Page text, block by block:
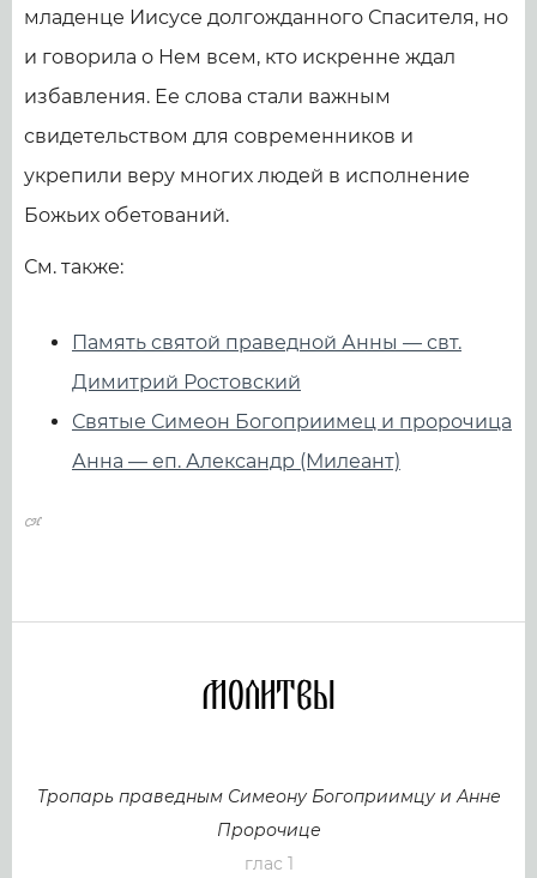
младенце Иисусе долгожданного Спасителя, но
и говорила о Нем всем, кто искренне ждал
избавления. Ее слова стали важным
свидетельством для современников и
укрепили веру многих людей в исполнение
Божьих обетований.
См. также:
Память святой праведной Анны — свт.
Димитрий Ростовский
Святые Симеон Богоприимец и пророчица
Анна — еп. Александр (Милеант)
Молитвы
Тропарь праведным Симеону Богоприимцу и Анне
Пророчице
глас 1